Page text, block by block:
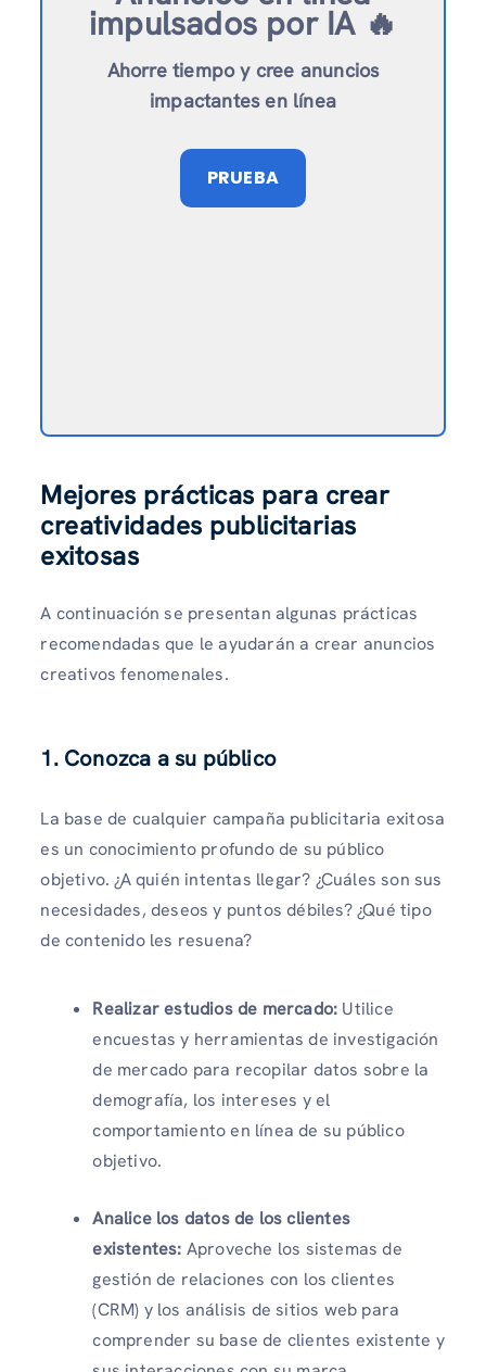
impulsados ​​por IA 🔥
Ahorre tiempo y cree anuncios
impactantes en línea
PRUEBA
Mejores prácticas para crear
creatividades publicitarias
exitosas
A continuación se presentan algunas prácticas
recomendadas que le ayudarán a crear anuncios
creativos fenomenales.
1. Conozca a su público
La base de cualquier campaña publicitaria exitosa
es un conocimiento profundo de su público
objetivo. ¿A quién intentas llegar? ¿Cuáles son sus
necesidades, deseos y puntos débiles? ¿Qué tipo
de contenido les resuena?
Realizar estudios de mercado: Utilice
encuestas y herramientas de investigación
de mercado para recopilar datos sobre la
demografía, los intereses y el
comportamiento en línea de su público
objetivo.
Analice los datos de los clientes
existentes: Aproveche los sistemas de
gestión de relaciones con los clientes
(CRM) y los análisis de sitios web para
comprender su base de clientes existente y